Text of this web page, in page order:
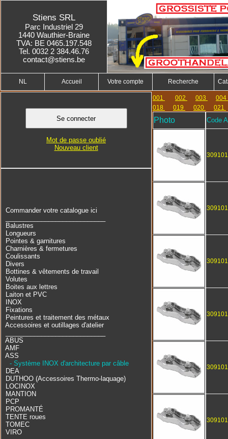
Stiens SRL
Parc Industriel 29
1440 Wauthier-Braine
TVA: BE 0465.197.548
Tel. 0032 2 384.46.76
contact@stiens.be
NL Accueil Votre compte Recherche
Commander votre catalogue ici
Balustres
Longueurs
Pointes & garnitures
Charnières & fermetures
Coulissants
Divers
Bottines & vêtements de travail
Volutes
Boites aux lettres
Laiton et PVC
INOX
Fixations
Peintures et traitement des métaux
Accessoires et outillages d'atelier
ABUS
AMF
ASS
- Système INOX d'architecture par câble
DEA
DUTHOO (Accessoires Thermo-laquage)
LOCINOX
MANTION
PCP
PROMANTÉ
TENTE roues
TOMEC
VIRO
Mot de passe oublié
Nouveau client
001 002 003
004
018
019 020 021
Photo Code